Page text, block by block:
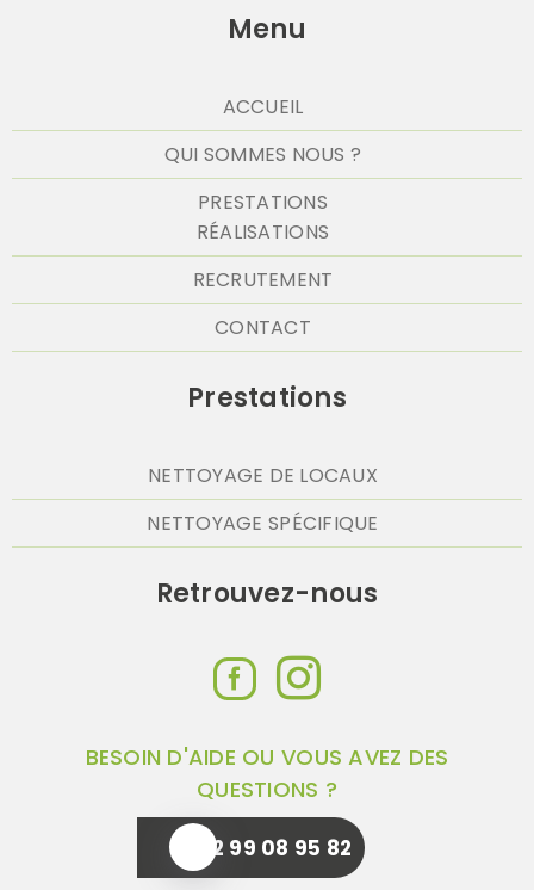
Menu
ACCUEIL
QUI SOMMES NOUS ?
PRESTATIONS
RÉALISATIONS
RECRUTEMENT
CONTACT
Prestations
NETTOYAGE DE LOCAUX
NETTOYAGE SPÉCIFIQUE
Retrouvez-nous
BESOIN D'AIDE OU VOUS AVEZ DES
QUESTIONS ?
02 99 08 95 82